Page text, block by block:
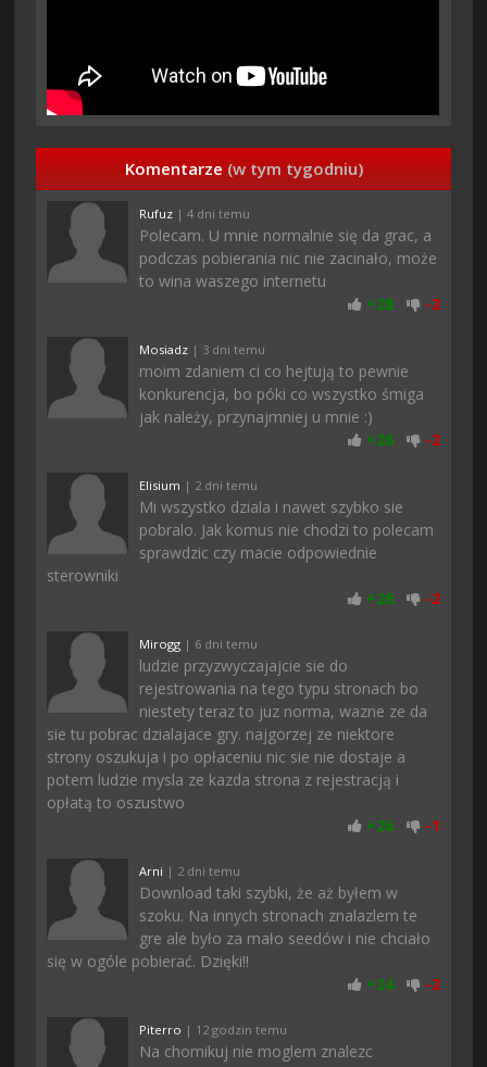
Komentarze (w tym tygodniu)
Rufuz | 4 dni temu
Polecam. U mnie normalnie się da grac, a
podczas pobierania nic nie zacinało, może
to wina waszego internetu
+28 -2
Mosiadz | 3 dni temu
moim zdaniem ci co hejtują to pewnie
konkurencja, bo póki co wszystko śmiga
jak należy, przynajmniej u mnie :)
+26 -2
Elisium | 2 dni temu
Mi wszystko dziala i nawet szybko sie
pobralo. Jak komus nie chodzi to polecam
sprawdzic czy macie odpowiednie
sterowniki
+26 -2
Mirogg | 6 dni temu
ludzie przyzwyczajajcie sie do
rejestrowania na tego typu stronach bo
niestety teraz to juz norma, wazne ze da
sie tu pobrac dzialajace gry. najgorzej ze niektore
strony oszukuja i po opłaceniu nic sie nie dostaje a
potem ludzie mysla ze kazda strona z rejestracją i
opłatą to oszustwo
+26 -1
Arni | 2 dni temu
Download taki szybki, że aż byłem w
szoku. Na innych stronach znalazlem te
gre ale było za mało seedów i nie chciało
się w ogóle pobierać. Dzięki!!
+24 -2
Piterro | 12 godzin temu
Na chomikuj nie moglem znalezc